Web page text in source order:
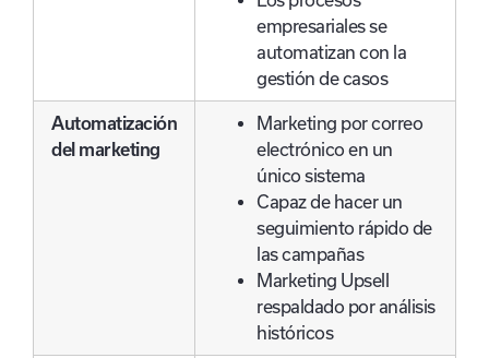
empresariales se
automatizan con la
gestión de casos
Automatización
del marketing
Marketing por correo
electrónico en un
único sistema
Capaz de hacer un
seguimiento rápido de
las campañas
Marketing Upsell
respaldado por análisis
históricos